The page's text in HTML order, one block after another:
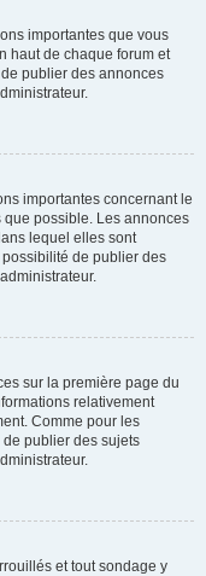
importantes que vous
haut de chaque forum et
publier des annonces
importantes concernant le
possible. Les annonces
lequel elles sont
de publier des
sur la première page du
relativement
Comme pour les
publier des sujets
et tout sondage y